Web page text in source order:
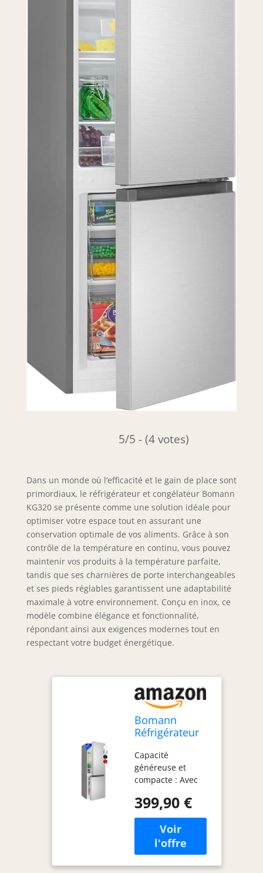
5/5 - (4 votes)
Dans un monde où l’efficacité et le gain de place sont
primordiaux, le réfrigérateur et congélateur Bomann
KG320 se présente comme une solution idéale pour
optimiser votre espace tout en assurant une
conservation optimale de vos aliments. Grâce à son
contrôle de la température en continu, vous pouvez
maintenir vos produits à la température parfaite,
tandis que ses charnières de porte interchangeables
et ses pieds réglables garantissent une adaptabilité
maximale à votre environnement. Conçu en inox, ce
modèle combine élégance et fonctionnalité,
répondant ainsi aux exigences modernes tout en
respectant votre budget énergétique.
Bomann
Réfrigérateur
175 L KG 320,
Pieds
Réglables, Inox
Capacité
généreuse et
compacte : Avec
totale de 175 litres,
ce réfrigérateur-
congélateur
Bomann offre un
espace de stockage
suffisant pour les
399,90 €